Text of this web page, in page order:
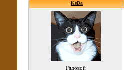
KeDa
Рядовой